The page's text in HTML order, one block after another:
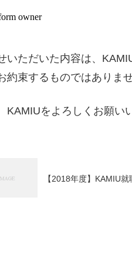
いただいた内容は、
束するものではありま
KAMIUをよろしくお願い
【2018年度】KAMIU